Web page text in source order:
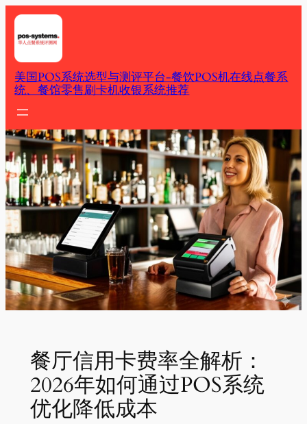
Skip
content
美国POS系统选型与测评平台-餐饮POS机在线点餐系
统、餐馆零售刷卡机收银系统推荐
餐厅信用卡费率全解析：
2026年如何通过POS系统
优化降低成本